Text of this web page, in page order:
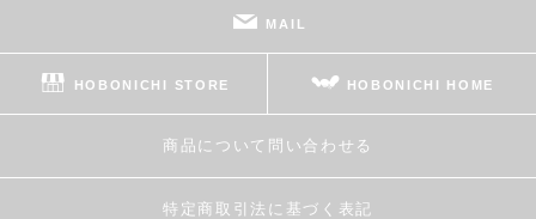
MAIL
HOBONICHI STORE HOBONICHI HOME
商品について問い合わせる
特定商取引法に基づく表記